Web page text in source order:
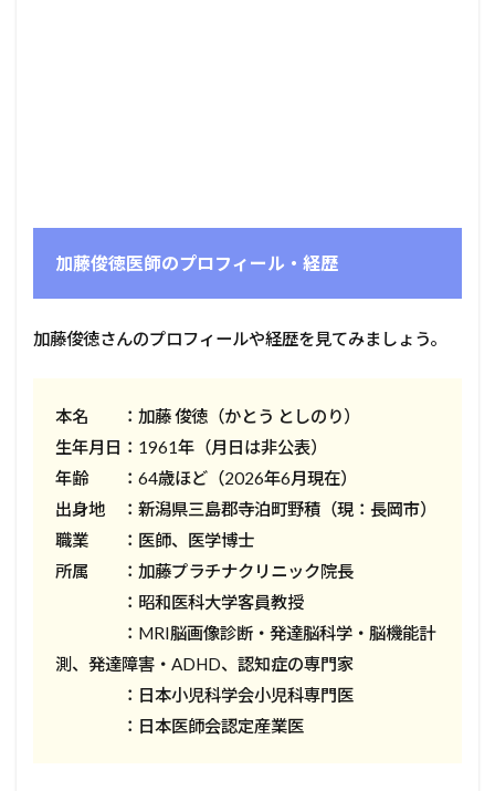
加藤俊徳医師のプロフィール・経歴
加藤俊徳さんのプロフィールや経歴を見てみましょう。
本名 ：加藤 俊徳（かとう としのり）
生年月日：1961年（月日は非公表）
年齢 ：64歳ほど（2026年6月現在）
出身地 ：新潟県三島郡寺泊町野積（現：長岡市）
職業 ：医師、医学博士
所属 ：加藤プラチナクリニック院長
：昭和医科大学客員教授
：MRI脳画像診断・発達脳科学・脳機能計
測、発達障害・ADHD、認知症の専門家
：日本小児科学会小児科専門医
：日本医師会認定産業医